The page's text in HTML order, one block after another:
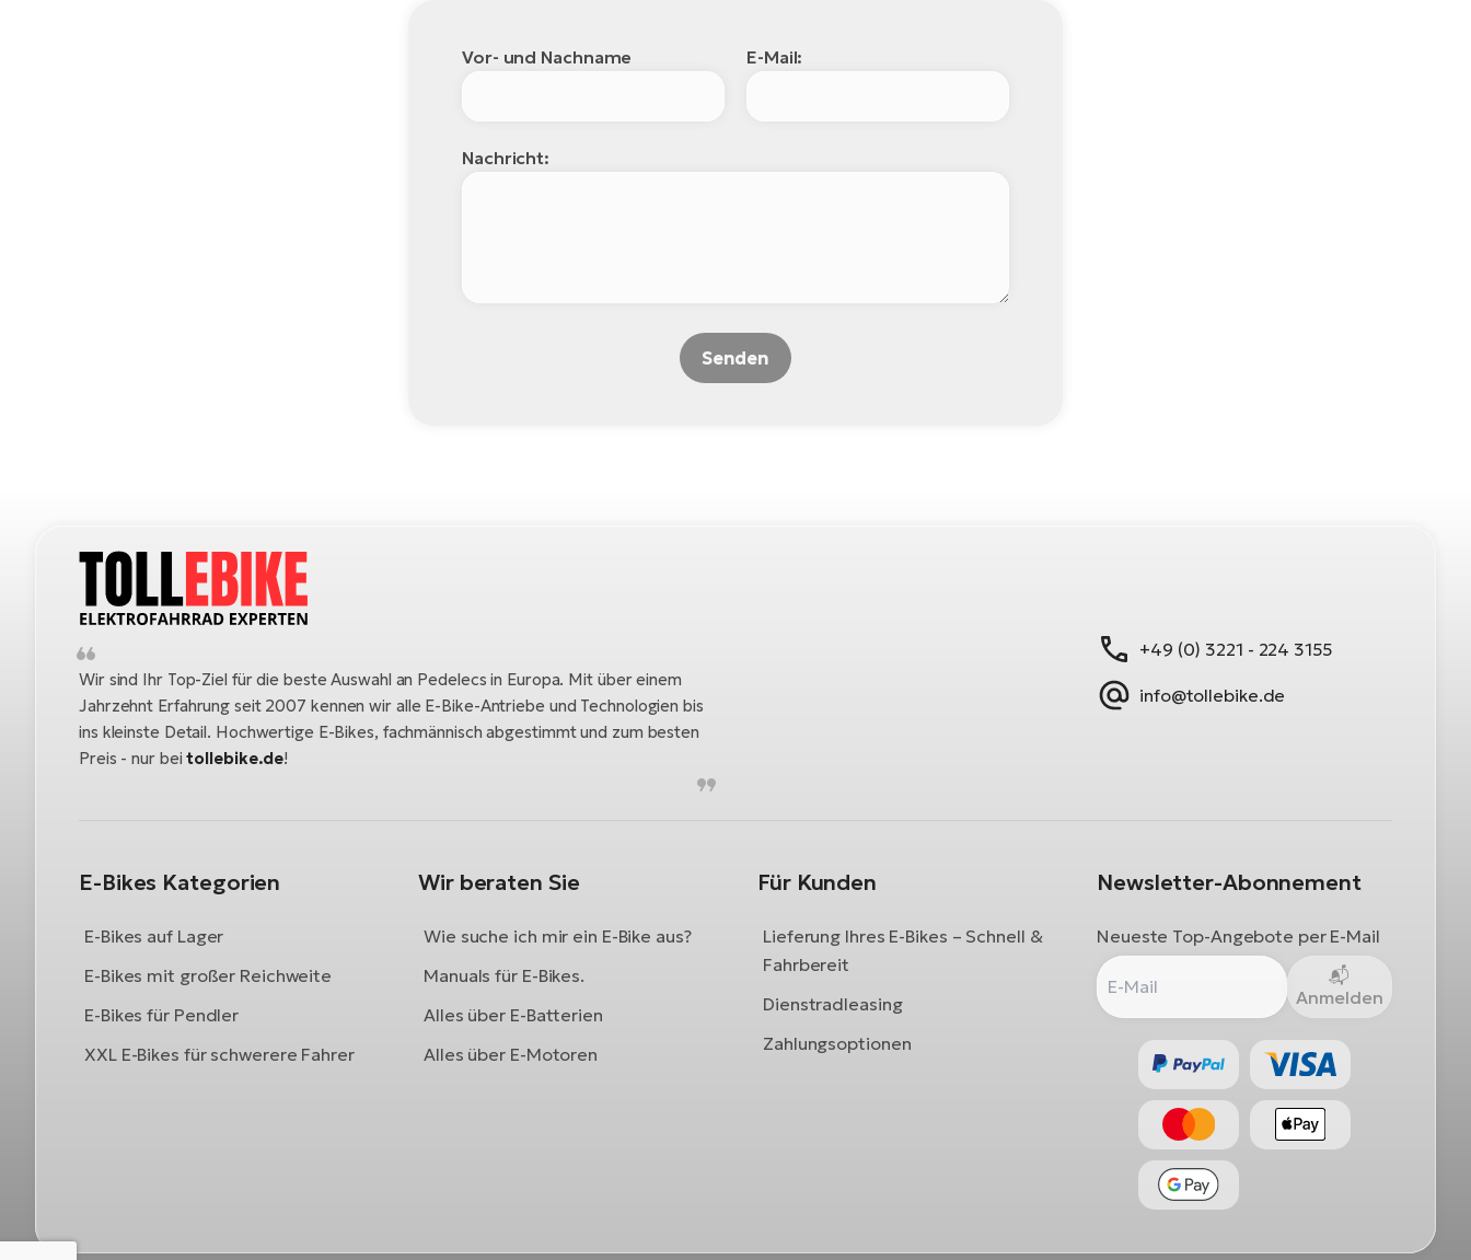
Vor- und Nachname E-Mail:
Nachricht:
Senden
Wir sind Ihr Top-Ziel für die beste Auswahl an Pedelecs in Europa. Mit über einem
Jahrzehnt Erfahrung seit 2007 kennen wir alle E-Bike-Antriebe und Technologien bis
ins kleinste Detail. Hochwertige E-Bikes, fachmännisch abgestimmt und zum besten
Preis - nur beitollebike.de!
+49 (0) 3221 - 224 3155
info@tollebike.de
E-Bikes Kategorien
E-Bikes auf Lager
E-Bikes mit großer Reichweite
E-Bikes für Pendler
XXL E-Bikes für schwerere Fahrer
Wir beraten Sie
Wie suche ich mir ein E-Bike aus?
Manuals für E-Bikes.
Alles über E-Batterien
Alles über E-Motoren
Für Kunden
Lieferung Ihres E-Bikes – Schnell &
Fahrbereit
Dienstradleasing
Zahlungsoptionen
Newsletter-Abonnement
Neueste Top-Angebote per E-Mail
Anmelden